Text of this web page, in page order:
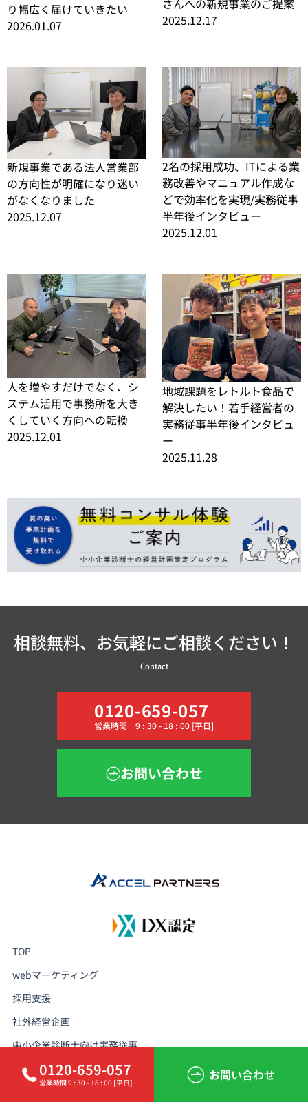
り幅広く届けていきたい
2026.01.07
2025.12.17
新規事業である法人営業部
の方向性が明確になり迷い
がなくなりました
2025.12.07
2名の採用成功、ITによる業
務改善やマニュアル作成な
どで効率化を実現/実務従事
半年後インタビュー
2025.12.01
人を増やすだけでなく、シ
ステム活用で事務所を大き
くしていく方向への転換
2025.12.01
地域課題をレトルト食品で
解決したい！若手経営者の
実務従事半年後インタビュ
ー
2025.11.28
0120-659-057
営業時間 9 : 30 - 18 : 00 [平日] お問い合わせ
相談無料、お気軽にご相談ください！
Contact
0120-659-057
営業時間 9 : 30 - 18 : 00 [平日]
お問い合わせ
TOP
webマーケティング
採用支援
社外経営企画
中小企業診断士向け実務従事
アクセル経営社会保険労務士法人